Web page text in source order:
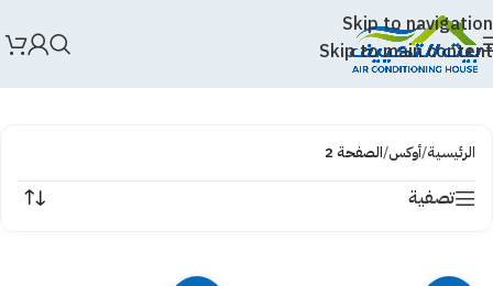
Skip to navigation
Skip to main content
الرئيسية/أوكس/الصفحة 2
تصفية